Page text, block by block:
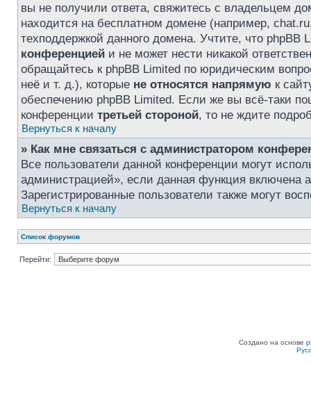
вы не получили ответа, свяжитесь с владельцем
находится на бесплатном домене (например,
техподдержкой данного домена. Учтите, что phpBB
конференцией и не может нести никакой
обращайтесь к phpBB Limited по юридическим
неё и т. д.), которые не относятся напрямую к
обеспечению phpBB Limited. Если же вы всё-таки
конференции третьей стороной, то не ждите
Вернуться к началу
» Как мне связаться с администратором
Все пользователи данной конференции могут
администрацией», если данная функция включена
Зарегистрированные пользователи также могут
Вернуться к началу
Список форумов
Перейти:
Создано на основе